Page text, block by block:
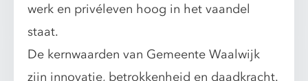
werk en privéleven hoog in het vaandel
staat.
De kernwaarden van Gemeente Waalwijk
zijn innovatie, betrokkenheid en daadkracht.